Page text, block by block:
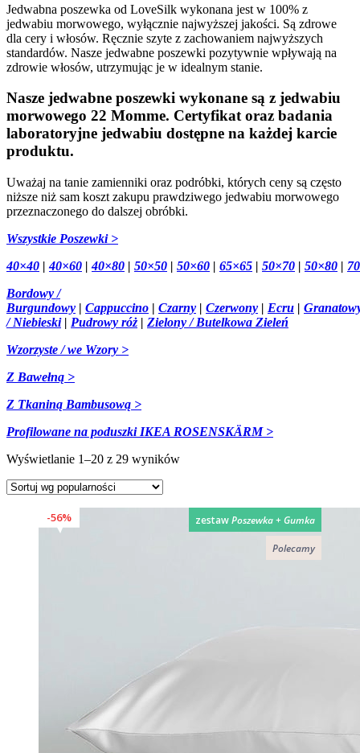
Jedwabna poszewka od LoveSilk wykonana jest w 100% z
jedwabiu morwowego, wyłącznie najwyższej jakości. Są zdrowe
dla cery i włosów. Ręcznie szyte z zachowaniem najwyższych
standardów. Nasze jedwabne poszewki pozytywnie wpływają na
zdrowie włosów, utrzymując je w idealnym stanie.
Nasze jedwabne poszewki wykonane są z jedwabiu
morwowego 22 Momme. Certyfikat oraz badania
laboratoryjne jedwabiu dostępne na każdej karcie
produktu.
Uważaj na tanie zamienniki oraz podróbki, których ceny są często
niższe niż sam koszt zakupu prawdziwego jedwabiu morwowego
przeznaczonego do dalszej obróbki.
Wszystkie Poszewki >
40×40 |40×60 |40×80 | 50×50 | 50×60 | 65×65 | 50×70 | 50×80 |
Bordowy /
Burgundowy | Cappuccino | Czarny | Czerwony | Ecru |
/ Niebieski| Pudrowy róż | Zielony / Butelkowa Zieleń
Wzorzyste / we Wzory >
Z Bawełną >
Z Tkaniną Bambusową >
Profilowane na poduszki IKEA ROSENSKÄRM >
Wyświetlanie 1–20 z 29 wynikówPosortowane
56% zestawPoszewka + Gumka
Polecamy